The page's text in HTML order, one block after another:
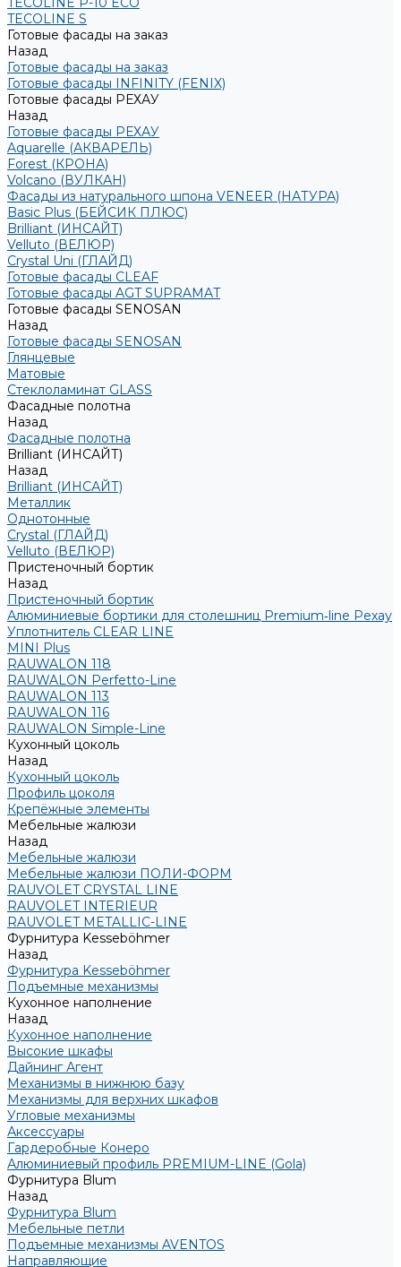
TECOLINE S
Готовые фасады на заказ
Назад
Готовые фасады на заказ
Готовые фасады INFINITY (FENIX)
Готовые фасады РЕХАУ
Назад
Готовые фасады РЕХАУ
Aquarelle (АКВАРЕЛЬ)
Forest (КРОНА)
Volcano (ВУЛКАН)
Фасады из натурального шпона VENEER (НАТУРА)
Basic Plus (БЕЙСИК ПЛЮС)
Brilliant (ИНСАЙТ)
Velluto (ВЕЛЮР)
Crystal Uni (ГЛАЙД)
Готовые фасады CLEAF
Готовые фасады AGT SUPRAMAT
Готовые фасады SENOSAN
Назад
Готовые фасады SENOSAN
Глянцевые
Матовые
Стеклоламинат GLASS
Фасадные полотна
Назад
Фасадные полотна
Brilliant (ИНСАЙТ)
Назад
Brilliant (ИНСАЙТ)
Металлик
Однотонные
Crystal (ГЛАЙД)
Velluto (ВЕЛЮР)
Пристеночный бортик
Назад
Пристеночный бортик
Алюминиевые бортики для столешниц Premium‑line Рехау
Уплотнитель CLEAR LINE
MINI Plus
RAUWALON 118
RAUWALON Perfetto-Line
RAUWALON 113
RAUWALON 116
RAUWALON Simple-Line
Кухонный цоколь
Назад
Кухонный цоколь
Профиль цоколя
Крепёжные элементы
Мебельные жалюзи
Назад
Мебельные жалюзи
Мебельные жалюзи ПОЛИ-ФОРМ
RAUVOLET CRYSTAL LINE
RAUVOLET INTERIEUR
RAUVOLET METALLIC-LINE
Фурнитура Kesseböhmer
Назад
Фурнитура Kesseböhmer
Подъемные механизмы
Кухонное наполнение
Назад
Кухонное наполнение
Высокие шкафы
Дайнинг Агент
Механизмы в нижнюю базу
Механизмы для верхних шкафов
Угловые механизмы
Аксессуары
Гардеробные Конеро
Алюминиевый профиль PREMIUM-LINE (Gola)
Фурнитура Blum
Назад
Фурнитура Blum
Мебельные петли
Подъемные механизмы AVENTOS
Направляющие